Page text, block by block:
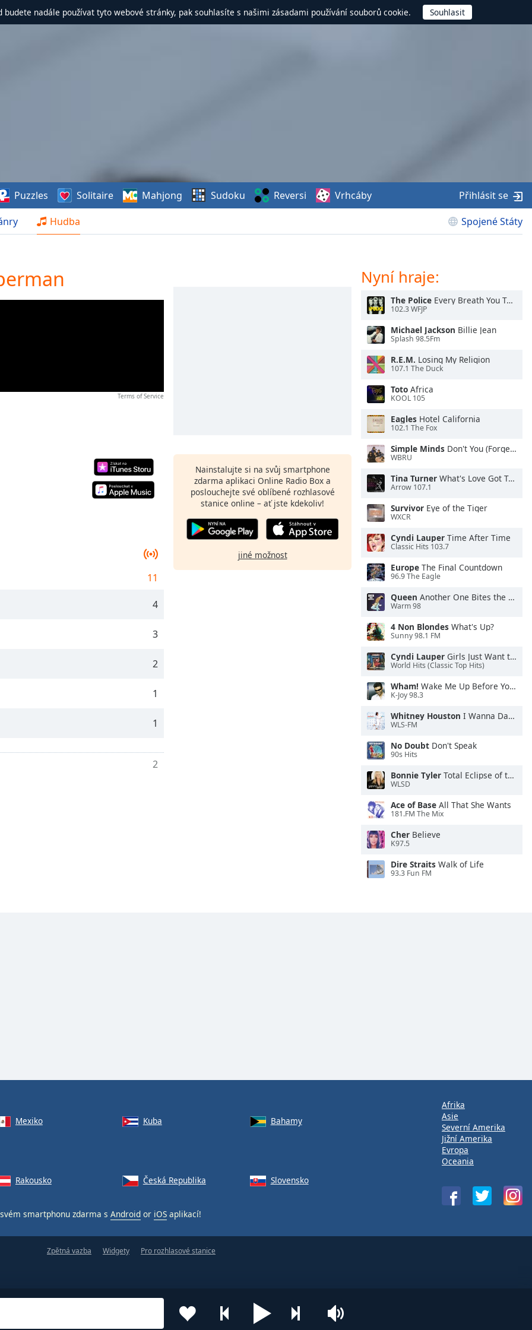
budete nadále používat tyto webové stránky, pak souhlasíte s našimi zásadami používání souborů cookie.
Hudba Spojené Státy
Puzzles Solitaire Mahjong Sudoku Reversi Vrhcáby Přihlásit se
Terms of Service
11
4
3
2
1
1
2
Nainstalujte si na svůj smartphone
zdarma aplikaci Online Radio Box a
poslouchejte své oblíbené rozhlasové
stanice online – ať jste kdekoliv!
jiné možnost
Nyní hraje:
The Police Every Breath You Take
102.3 WFJP
Michael Jackson Billie Jean
Splash 98.5Fm
R.E.M. Losing My Religion
107.1 The Duck
Toto Africa
KOOL 105
Eagles Hotel California
102.1 The Fox
Simple Minds Don't You (Forget About Me)
WBRU
Tina Turner What's Love Got To Do With It
Arrow 107.1
Survivor Eye of the Tiger
WXCR
Cyndi Lauper Time After Time
Classic Hits 103.7
Europe The Final Countdown
96.9 The Eagle
Queen Another One Bites the Dust
Warm 98
4 Non Blondes What's Up?
Sunny 98.1 FM
Cyndi Lauper Girls Just Want to Have Fun
World Hits (Classic Top Hits)
Wham! Wake Me Up Before You Go-Go
K-Joy 98.3
Whitney Houston I Wanna Dance With Somebody
WLS-FM
No Doubt Don't Speak
90s Hits
Bonnie Tyler Total Eclipse of the Heart
WLSD
Ace of Base All That She Wants
181.FM The Mix
Cher Believe
K97.5
Dire Straits Walk of Life
93.3 Fun FM
Mexiko Kuba
Bahamy
Rakousko Česká Republika Slovensko
smartphonu zdarma s Android or iOS aplikací!
Afrika
Asie
Severní Amerika
Jižní Amerika
Evropa
Oceania
Zpětná vazba Widgety Pro rozhlasové stanice